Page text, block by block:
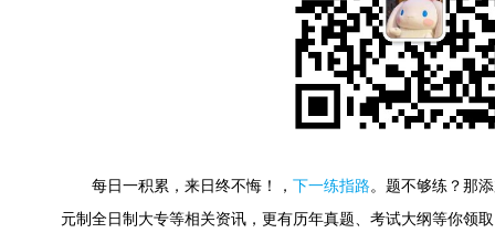
每日一积累，来日终不悔！ ， 下一练指路。 题不够练？那
元制全日制大专等相关资讯，更有历年真题、考试大纲等你领